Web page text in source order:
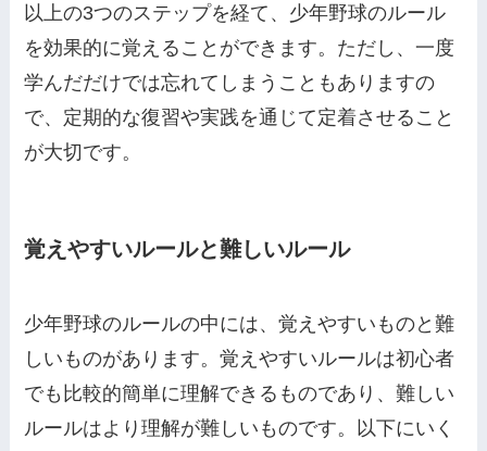
以上の3つのステップを経て、少年野球のルール
を効果的に覚えることができます。ただし、一度
学んだだけでは忘れてしまうこともありますの
で、定期的な復習や実践を通じて定着させること
が大切です。
覚えやすいルールと難しいルール
少年野球のルールの中には、覚えやすいものと難
しいものがあります。覚えやすいルールは初心者
でも比較的簡単に理解できるものであり、難しい
ルールはより理解が難しいものです。以下にいく